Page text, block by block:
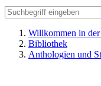
Willkommen in
Bibliothek
Anthologien und